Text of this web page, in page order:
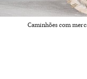
Caminhões com